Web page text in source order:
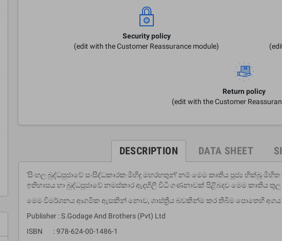
Security policy
(edit with the Customer Reassurance module)
Return policy
(edit with the Customer
DESCRIPTION DATA SHEET
'සිංහල බුද්ධපුජාවේ සංසිද්ධකාරක මිහිදු මහරහතුන්' නම් මෙම කෘතිය පූජ්‍ය භික්ඛු
ඉතිහාසය හා බුද්ධපූජාවේ නමස්කාර ඇදහිලි විධි ගණනාවක් පිළිබදව මෙම කෘතිය
මෙම විමර්ශනය ආගමික ඇසකින් නොව, ශාස්ත්‍රීය බවකින්ම කර තිබීම පොතෙහි අගය
Publisher : S.Godage And Brothers (Pvt) Ltd
ISBN : 978-624-00-1486-1